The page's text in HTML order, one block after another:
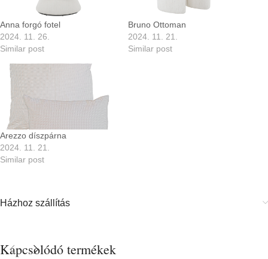
Anna forgó fotel
2024. 11. 26.
Similar post
Bruno Ottoman
2024. 11. 21.
Similar post
Arezzo díszpárna
2024. 11. 21.
Similar post
Házhoz szállítás
Kapcsolódó termékek